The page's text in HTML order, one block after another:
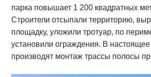
парка повышает 1 200 квадратных
Строители отсыпали территорию,
площадку, уложили тротуар, по
установили ограждения. В
производят монтаж трассы полосы